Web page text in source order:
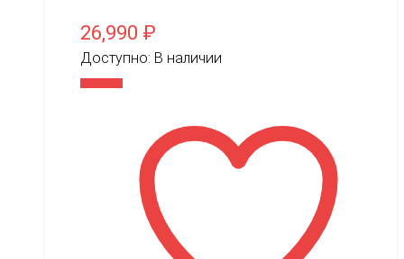
26,990 ₽
Доступно: В наличии